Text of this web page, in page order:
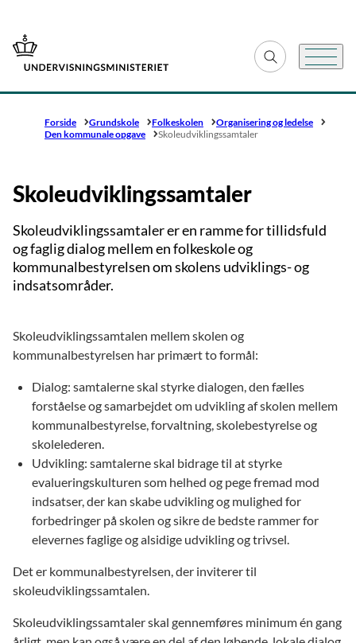
Gå til forsiden Fold søgefelt ud
Menu
Forside Grundskole Folkeskolen
Organisering og ledelse
Den kommunale opgave
Skoleudviklingssamtaler
Skoleudviklingssamtaler
Skoleudviklingssamtaler er en ramme for tillidsfuld
og faglig dialog mellem en folkeskole og
kommunalbestyrelsen om skolens udviklings- og
indsatsområder.
Skoleudviklingssamtalen mellem skolen og
kommunalbestyrelsen har primært to formål:
Dialog: samtalerne skal styrke dialogen, den fælles
forståelse og samarbejdet om udvikling af skolen mellem
kommunalbestyrelse, forvaltning, skolebestyrelse og
skolelederen.
Udvikling: samtalerne skal bidrage til at styrke
evalueringskulturen som helhed og pege fremad mod
indsatser, der kan skabe udvikling og mulighed for
forbedringer på skolen og sikre de bedste rammer for
elevernes faglige og alsidige udvikling og trivsel.
Det er kommunalbestyrelsen, der inviterer til
skoleudviklingssamtalen.
Skoleudviklingssamtaler skal gennemføres minimum én gang